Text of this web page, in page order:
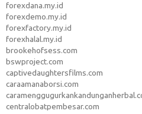
forexdana.my.id
forexdemo.my.id
forexfactory.my.id
forexhalal.my.id
brookehofsess.com
bswproject.com
captivedaughtersfilms.com
caraamanaborsi.com
centralobatpembesar.com